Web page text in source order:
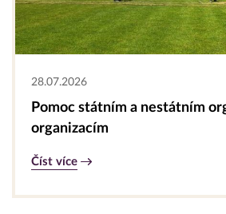
28.07.2026
Pomoc státním a nestátním
organizacím
Číst více